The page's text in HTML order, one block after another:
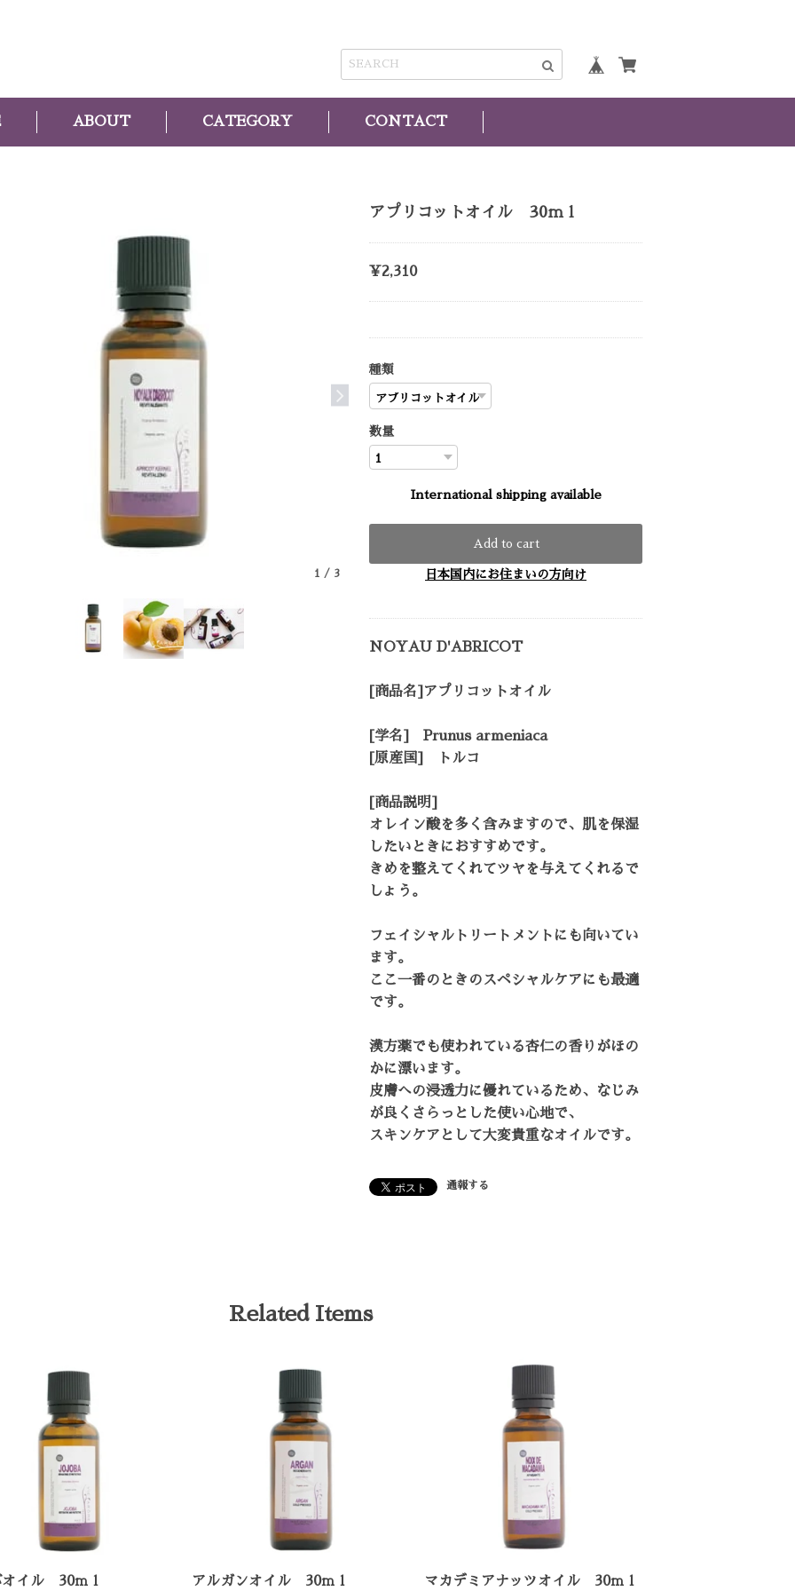
ABOUT CATEGORY CONTACT
1 / 3
アプリコットオイル 30ｍｌ
¥2,310
種類
数量
International shipping available
Add to cart
日本国内にお住まいの方向け
NOYAU D'ABRICOT
[商品名]アプリコットオイル
[学名] Prunus armeniaca
[原産国] トルコ
[商品説明]
オレイン酸を多く含みますので、肌を保湿
したいときにおすすめです。
きめを整えてくれてツヤを与えてくれるで
しょう。
フェイシャルトリートメントにも向いてい
ます。
ここ一番のときのスペシャルケアにも最適
です。
漢方薬でも使われている杏仁の香りがほの
かに漂います。
皮膚への浸透力に優れているため、なじみ
が良くさらっとした使い心地で、
スキンケアとして大変貴重なオイルです。
通報する
Related Items
オイル 30ｍｌ
アルガンオイル 30ｍｌ
マカデミアナッツオイル 30ｍｌ